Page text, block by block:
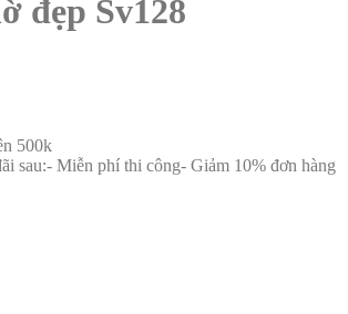
đẹp Sv128
500k
sau:- Miễn phí thi công- Giảm 10% đơn hàng